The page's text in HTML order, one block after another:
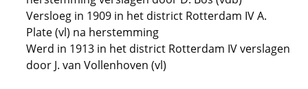
Versloeg in 1909 in het district Rotterdam IV A.
Plate (vl) na herstemming
Werd in 1913 in het district Rotterdam IV verslagen
door J. van Vollenhoven (vl)